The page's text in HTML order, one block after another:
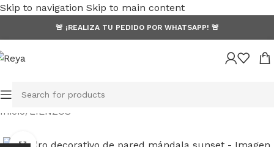
Skip to navigation Skip to main content
🚨 ¡REALIZA TU PEDIDO POR WHATSAPP! 🚨
Inicio/ LIENZOS
Click to enlarge